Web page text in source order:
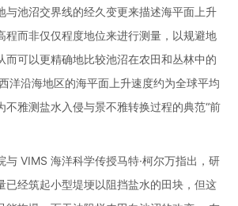
与池沼交界线的经久变更来描述海平面上升
程而非仅仅程度地位来进行测量，以规避地
而可以更精确地比较池沼在农田和丛林中的
洋沿海地区的海平面上升速度约为全球平均
不雅测盐水入侵与景不雅转换过程的典范“前
与 VIMS 海洋科学传授马特·柯尔万指出，研
已经筑起小型堤埂以阻挡盐水的田块，但这